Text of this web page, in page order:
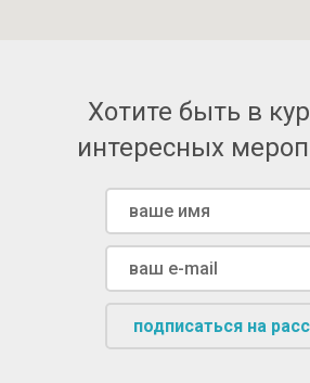
Хотите быть в
интересных
подписаться на